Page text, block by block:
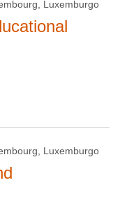
Luxemburgo
Luxemburgo